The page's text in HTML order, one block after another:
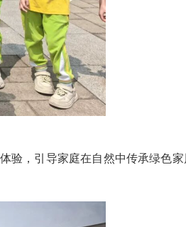
验，引导家庭在自然中传承绿色